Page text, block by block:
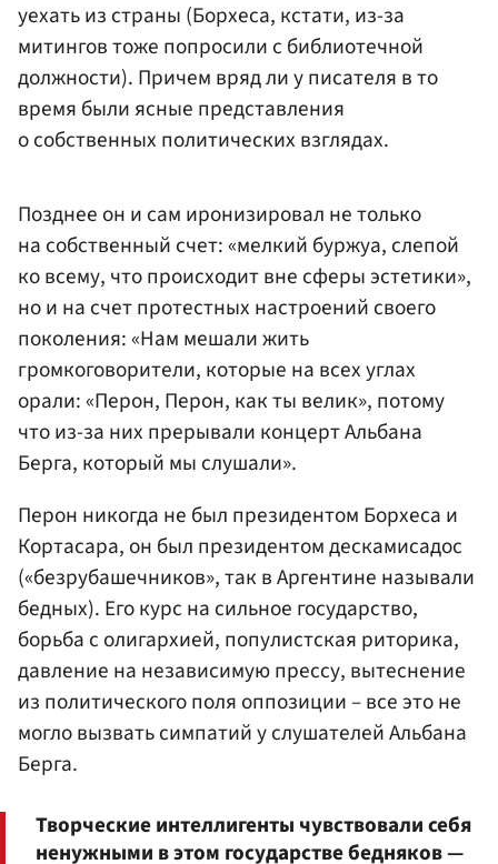
уехать из страны (Борхеса, кстати, из-за
митингов тоже попросили с библиотечной
должности). Причем вряд ли у писателя в то
время были ясные представления
о собственных политических взглядах.
Позднее он и сам иронизировал не только
на собственный счет: «мелкий буржуа, слепой
ко всему, что происходит вне сферы эстетики»,
но и на счет протестных настроений своего
поколения: «Нам мешали жить
громкоговорители, которые на всех углах
орали: «Перон, Перон, как ты велик», потому
что из-за них прерывали концерт Альбана
Берга, который мы слушали».
Перон никогда не был президентом Борхеса и
Кортасара, он был президентом дескамисадос
(«безрубашечников», так в Аргентине называли
бедных). Его курс на сильное государство,
борьба с олигархией, популистская риторика,
давление на независимую прессу, вытеснение
из политического поля оппозиции – все это не
могло вызвать симпатий у слушателей Альбана
Берга.
Творческие интеллигенты чувствовали себя
ненужными в этом государстве бедняков —